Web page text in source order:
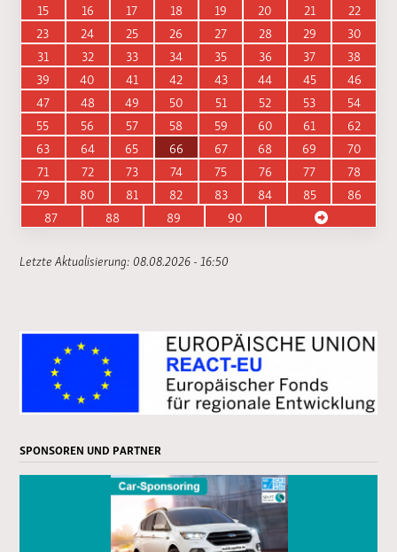
15
16 17 18 19 20 21
22
23
24 25 26 27 28 29
30
31
32 33 34 35 36 37
38
39
40 41 42 43 44 45
46
47
48 49 50 51 52 53
54
55
56 57 58 59 60 61
62
63
64 65 66 67 68 69
70
71
72 73 74 75 76 77
78
79
80 81 82 83 84 85
86
87
88 89 90
Letzte Aktualisierung: 08.08.2026 - 16:50
SPONSOREN UND PARTNER